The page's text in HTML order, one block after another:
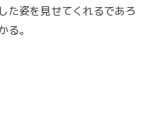
た姿を見せてくれるであろ
る。